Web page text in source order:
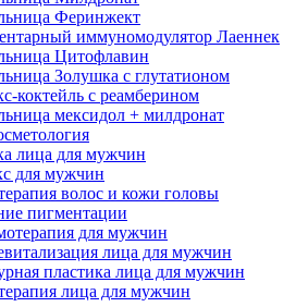
Феринжект
иммуномодулятор Лаеннек
Цитофлавин
Золушка с глутатионом
коктейль с реамберином
мексидол + милдронат
лица для мужчин
для мужчин
волос и кожи головы
пигментации
для мужчин
лица для мужчин
пластика лица для мужчин
лица для мужчин